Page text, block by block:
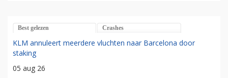
Best gelezen Crashes
KLM annuleert meerdere vluchten naar Barcelona door
staking
05 aug 26